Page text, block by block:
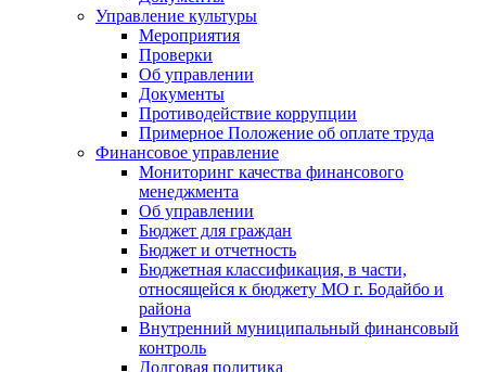
Управление культуры
Мероприятия
Проверки
Об управлении
Документы
Противодействие коррупции
Примерное Положение об оплате труда
Финансовое управление
Мониторинг качества финансового
менеджмента
Об управлении
Бюджет для граждан
Бюджет и отчетность
Бюджетная классификация, в части,
относящейся к бюджету МО г. Бодайбо и
района
Внутренний муниципальный финансовый
контроль
Долговая политика